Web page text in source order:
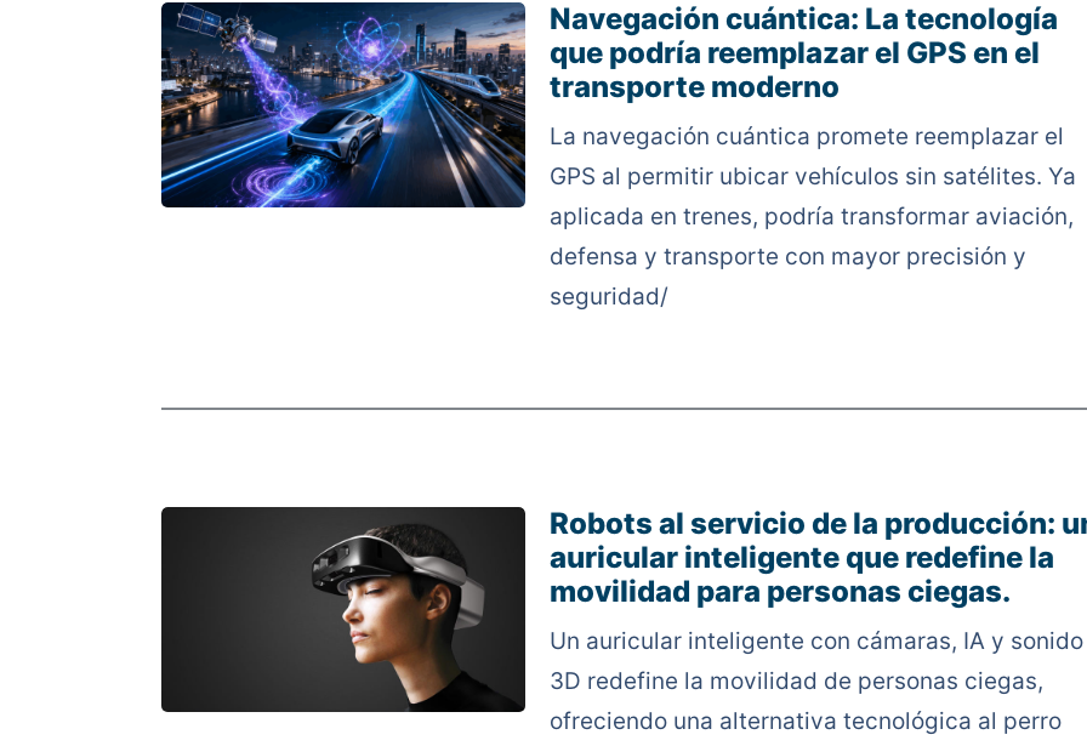
Navegación cuántica: La tecnología
que podría reemplazar el GPS en el
transporte moderno
La navegación cuántica promete reemplazar el
GPS al permitir ubicar vehículos sin satélites. Ya
aplicada en trenes, podría transformar aviación,
defensa y transporte con mayor precisión y
seguridad/
Robots al servicio de la producción:
auricular inteligente que redefine la
movilidad para personas ciegas.
Un auricular inteligente con cámaras, IA y sonido
3D redefine la movilidad de personas ciegas,
ofreciendo una alternativa tecnológica al perro